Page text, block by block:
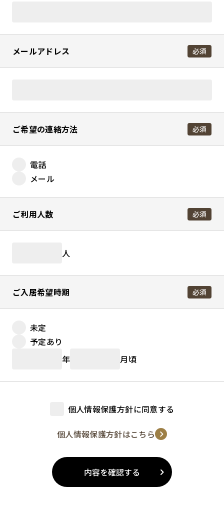
メールアドレス 必須
ご希望の連絡方法 必須
電話
メール
ご利用人数 必須
人
ご入居希望時期 必須
未定
予定あり
年
月頃
個人情報保護方針に同意する
個人情報保護方針はこちら
内容を確認する